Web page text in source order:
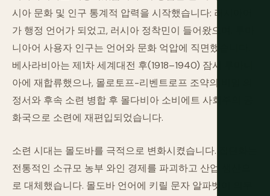
시아 문화 및 인구 통계적 압력을 시작했습니다: 러시아어
가 행정 언어가 되었고, 러시아 정착민이 들어왔으며, 루마
니아어 사용자 인구는 언어와 문화 억압에 직면했습니다.
베사라비아는 제1차 세계대전 후(1918–1940) 잠시 루마니
아에 재합류했으나, 몰로토프-리벤트로프 조약의 비밀 의
정서와 후속 소련 병합 후 몰다비아 소비에트 사회주의 공
화국으로 소련에 재편입되었습니다.
소련 시대는 몰도바를 극적으로 변화시켰습니다. 집단화는
전통적인 소규모 농부 와인 경제를 파괴하고 산업 생산으
로 대체했습니다. 몰도바 언어에 키릴 문자 알파벳이 의무